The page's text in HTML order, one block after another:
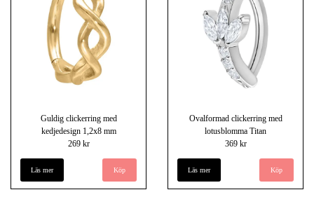
Guldig clickerring med
kedjedesign 1,2x8 mm
269 kr
Läs mer
Ovalformad clickerring med
lotusblomma Titan
369 kr
Läs mer